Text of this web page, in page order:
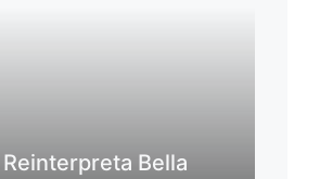
Bella